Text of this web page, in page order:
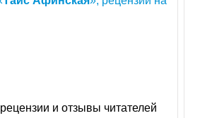
и отзывы читателей